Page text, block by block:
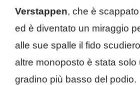
Verstappen, che è
ed è diventato un miraggio
alle sue spalle il fido
altre monoposto è stata solo
gradino più basso del podio.